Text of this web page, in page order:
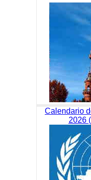
Calendario
2026